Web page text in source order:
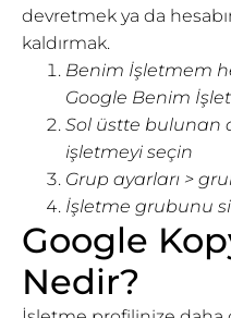
devretmek ya da
kaldırmak.
Benim İşletmem
Google Benim
Sol üstte bulunan
işletmeyi seçin
Grup ayarları >
İşletme grubunu
Google
Nedir?